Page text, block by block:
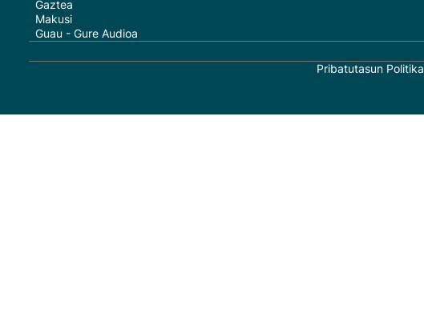
Gaztea
Makusi
Guau - Gure Audioa
Pribatutasun Politika